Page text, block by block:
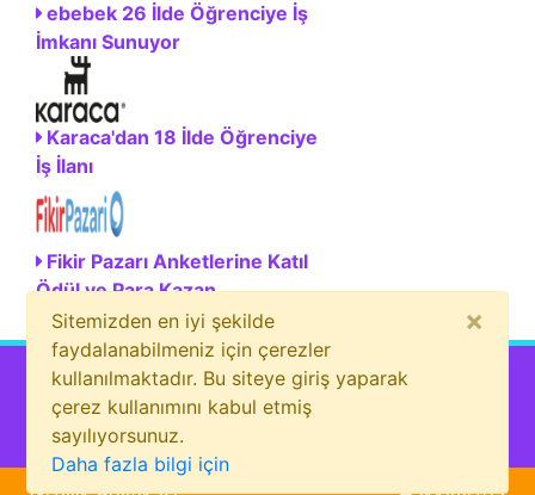
ebebek 26 İlde Öğrenciye İş
İmkanı Sunuyor
Karaca'dan 18 İlde Öğrenciye
İş İlanı
Fikir Pazarı Anketlerine Katıl
Ödül ve Para Kazan
Bizi sosyal medyada da takip et!
Sitemizden en iyi şekilde
faydalanabilmeniz için çerezler
kullanılmaktadır. Bu siteye giriş yaparak
çerez kullanımını kabul etmiş
sayılıyorsunuz.
Daha fazla bilgi için
×